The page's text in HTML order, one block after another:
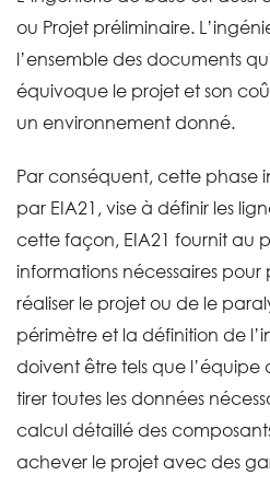
ou Projet préliminaire.
l’ensemble des documents
équivoque le projet et son
un environnement donné.
Par conséquent, cette phase
par EIA21, vise à définir les
cette façon, EIA21 fournit au
informations nécessaires
réaliser le projet ou de le
périmètre et la définition de
doivent être tels que l’équipe
tirer toutes les données
calcul détaillé des
achever le projet avec des